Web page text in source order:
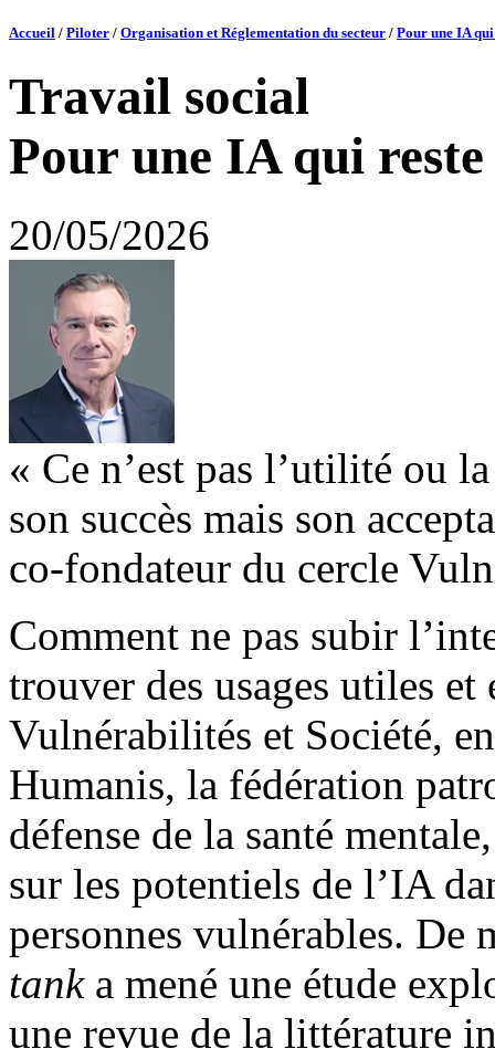
Accueil / Piloter / Organisation et Réglementation du secteur / Pour une IA
Travail social
Pour une IA qui
20/05/2026
« Ce n’est pas l’utilité ou
son succès mais son
co-fondateur du cercle
Comment ne pas subir
trouver des usages utiles et
Vulnérabilités et Société,
Humanis, la fédération
défense de la santé
sur les potentiels de l’IA
personnes vulnérables. De
tanka mené une étude
une revue de la littérature